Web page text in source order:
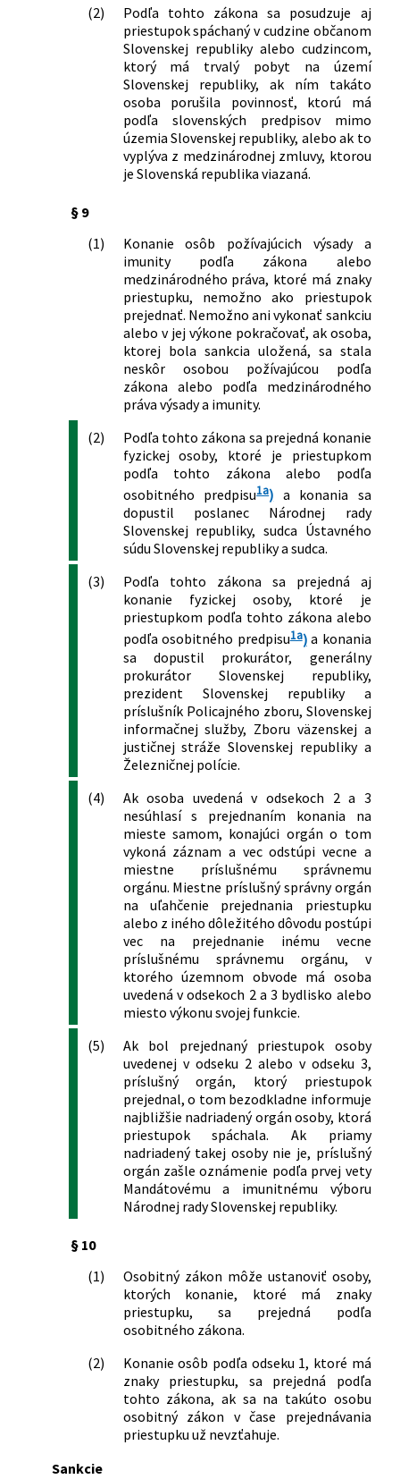
pozemných komunikáciách v znení
neskorších predpisov a zákon
Slovenskej národnej rady č. 372/1990
Zb. o priestupkoch v znení neskorších
predpisov
515/2003 Z. z.
Zákon o krajských úradoch a obvodných
úradoch a o zmene a doplnení
niektorých zákonov
534/2003 Z. z.
Zákon o organizácii štátnej správy na
niektorých zákonov
364/2004 Z. z.
Zákon o vodách a o zmene zákona
Slovenskej národnej rady č. 372/1990
Zb. o priestupkoch v znení neskorších
predpisov (vodný zákon)
533/2004 Z. z.
Zákon, ktorým sa mení a dopĺňa zákon
Slovenskej národnej rady č. 51/1988 Zb.
o banskej činnosti, výbušninách a o
štátnej banskej správe v znení
neskorších predpisov a o zmene a
doplnení niektorých zákonov
656/2004 Z. z.
Zákon o energetike a o zmene
niektorých zákonov
570/2005 Z. z.
Zákon o brannej povinnosti a o zmene
a doplnení niektorých zákonov
650/2005 Z. z.
Zákon o vykonaní príkazu na zaistenie
majetku alebo dôkazov v Európskej únii
a o zmene a doplnení zákona č.
300/2005 Z. z. Trestný zákon, zákona č.
301/2005 Z. z. Trestný poriadok a
zákona Slovenskej národnej rady č.
372/1990 Zb. o priestupkoch v znení
neskorších predpisov
211/2006 Z. z.
Zákon, ktorým sa dopĺňa zákon
Slovenskej národnej rady č. 372/1990
Zb. o priestupkoch v znení neskorších
predpisov
224/2006 Z. z.
Zákon o občianskych preukazoch a o
zmene a doplnení niektorých zákonov
250/2007 Z. z.
Zákon o ochrane spotrebiteľa a o
zmene zákona Slovenskej národnej
rady č. 372/1990 Zb. o priestupkoch v
znení neskorších predpisov
547/2007 Z. z.
Zákon, ktorým sa mení a dopĺňa zákon
č. 106/2004 Z. z. o spotrebnej dani z
tabakových výrobkov v znení
neskorších predpisov a ktorým sa
dopĺňa zákon Slovenskej národnej rady
č. 372/1990 Zb. o priestupkoch v znení
neskorších predpisov
666/2007 Z. z.
Zákon, ktorým sa mení zákon
Slovenskej národnej rady č. 372/1990
Zb. o priestupkoch v znení neskorších
predpisov
Zákon, ktorým sa mení a dopĺňa zákon
č. 57/1998 Z. z. o Železničnej polícii v
znení neskorších predpisov a o zmene a
doplnení niektorých zákonov
245/2008 Z. z.
Zákon o výchove a vzdelávaní (školský
zákon) a o zmene a doplnení
298/2008 Z. z.
Zb. o autorizovaných architektoch a
autorizovaných stavebných inžinieroch
v znení neskorších predpisov a mení a
dopĺňa zákon Slovenskej národnej rady
č. 372/1990 Zb. o priestupkoch v znení
neskorších predpisov
445/2008 Z. z.
Zákon, ktorým sa menia a dopĺňajú
niektoré zákony v pôsobnosti
Ministerstva vnútra Slovenskej
(2)
Podľa tohto zákona sa posudzuje aj
priestupok spáchaný v cudzine občanom
Slovenskej republiky alebo cudzincom,
ktorý má trvalý pobyt na území
Slovenskej republiky, ak ním takáto
osoba porušila povinnosť, ktorú má
podľa slovenských predpisov mimo
územia Slovenskej republiky, alebo ak to
vyplýva z medzinárodnej zmluvy, ktorou
je Slovenská republika viazaná.
§ 9
(1)
Konanie osôb požívajúcich výsady a
imunity podľa zákona alebo
medzinárodného práva, ktoré má znaky
priestupku, nemožno ako priestupok
prejednať. Nemožno ani vykonať sankciu
alebo v jej výkone pokračovať, ak osoba,
ktorej bola sankcia uložená, sa stala
neskôr osobou požívajúcou podľa
zákona alebo podľa medzinárodného
práva výsady a imunity.
(2)
Podľa tohto zákona sa prejedná konanie
fyzickej osoby, ktoré je priestupkom
podľa tohto zákona alebo podľa
osobitného predpisu1a) a konania sa
dopustil poslanec Národnej rady
Slovenskej republiky, sudca Ústavného
súdu Slovenskej republiky a sudca.
(3)
Podľa tohto zákona sa prejedná aj
konanie fyzickej osoby, ktoré je
priestupkom podľa tohto zákona alebo
podľa osobitného predpisu1a)a konania
sa dopustil prokurátor, generálny
prokurátor Slovenskej republiky,
prezident Slovenskej republiky a
príslušník Policajného zboru, Slovenskej
informačnej služby, Zboru väzenskej a
justičnej stráže Slovenskej republiky a
Železničnej polície.
(4)
Ak osoba uvedená v odsekoch 2 a 3
nesúhlasí s prejednaním konania na
mieste samom, konajúci orgán o tom
vykoná záznam a vec odstúpi vecne a
miestne príslušnému správnemu
orgánu. Miestne príslušný správny orgán
na uľahčenie prejednania priestupku
alebo z iného dôležitého dôvodu postúpi
vec na prejednanie inému vecne
príslušnému správnemu orgánu, v
ktorého územnom obvode má osoba
uvedená v odsekoch 2 a 3 bydlisko alebo
miesto výkonu svojej funkcie.
(5)
Ak bol prejednaný priestupok osoby
uvedenej v odseku 2 alebo v odseku 3,
príslušný orgán, ktorý priestupok
prejednal, o tom bezodkladne informuje
najbližšie nadriadený orgán osoby, ktorá
priestupok spáchala. Ak priamy
nadriadený takej osoby nie je, príslušný
orgán zašle oznámenie podľa prvej vety
Mandátovému a imunitnému výboru
Národnej rady Slovenskej republiky.
§ 10
(1)
Osobitný zákon môže ustanoviť osoby,
ktorých konanie, ktoré má znaky
priestupku, sa prejedná podľa
osobitného zákona.
(2)
Konanie osôb podľa odseku 1, ktoré má
znaky priestupku, sa prejedná podľa
tohto zákona, ak sa na takúto osobu
osobitný zákon v čase prejednávania
priestupku už nevzťahuje.
Sankcie